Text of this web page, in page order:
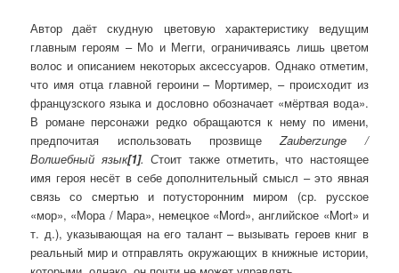
Автор даёт скудную цветовую характеристику ведущим
главным героям – Мо и Мегги, ограничиваясь лишь цветом
волос и описанием некоторых аксессуаров. Однако отметим,
что имя отца главной героини – Мортимер, – происходит из
французского языка и дословно обозначает «мёртвая вода».
В романе персонажи редко обращаются к нему по имени,
предпочитая использовать прозвищеZauberzunge /
Волшебный язык[1]. Стоит также отметить, что настоящее
имя героя несёт в себе дополнительный смысл – это явная
связь со смертью и потусторонним миром (ср. русское
«мор», «Мора / Мара», немецкое «Mord», английское «Mort» и
т. д.), указывающая на его талант – вызывать героев книг в
реальный мир и отправлять окружающих в книжные истории,